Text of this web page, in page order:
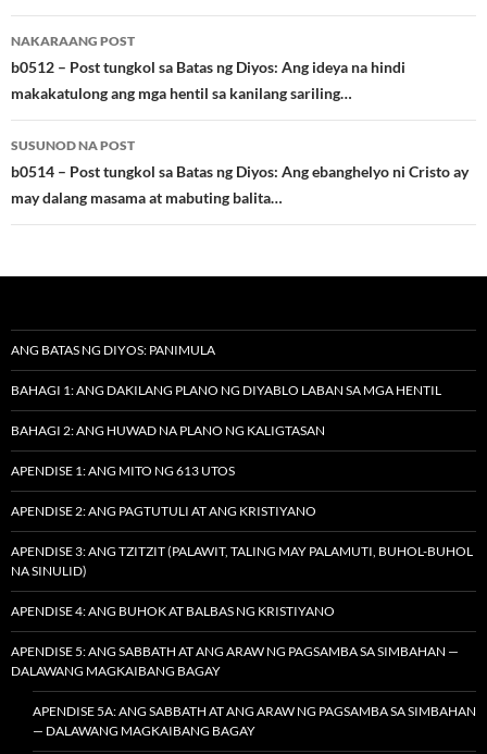
Post
navigation
NAKARAANG POST
b0512 – Post tungkol sa Batas ng Diyos: Ang ideya na hindi
makakatulong ang mga hentil sa kanilang sariling…
SUSUNOD NA POST
b0514 – Post tungkol sa Batas ng Diyos: Ang ebanghelyo ni Cristo ay
may dalang masama at mabuting balita…
ANG BATAS NG DIYOS: PANIMULA
BAHAGI 1: ANG DAKILANG PLANO NG DIYABLO LABAN SA MGA HENTIL
BAHAGI 2: ANG HUWAD NA PLANO NG KALIGTASAN
APENDISE 1: ANG MITO NG 613 UTOS
APENDISE 2: ANG PAGTUTULI AT ANG KRISTIYANO
APENDISE 3: ANG TZITZIT (PALAWIT, TALING MAY PALAMUTI, BUHOL-BUHOL
NA SINULID)
APENDISE 4: ANG BUHOK AT BALBAS NG KRISTIYANO
APENDISE 5: ANG SABBATH AT ANG ARAW NG PAGSAMBA SA SIMBAHAN —
DALAWANG MAGKAIBANG BAGAY
APENDISE 5A: ANG SABBATH AT ANG ARAW NG PAGSAMBA SA SIMBAHAN
— DALAWANG MAGKAIBANG BAGAY